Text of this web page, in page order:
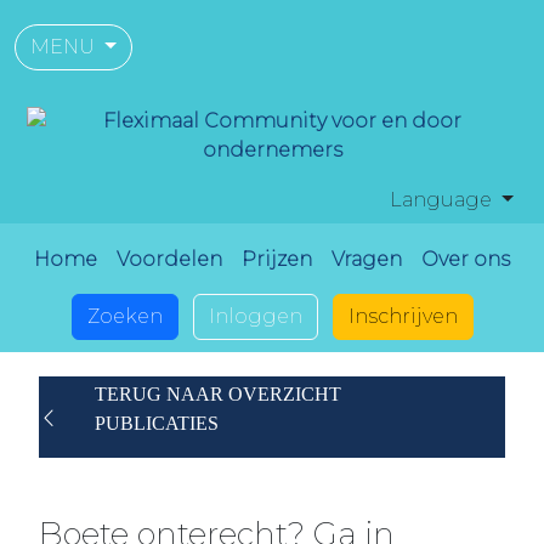
MENU
Language
Home Voordelen Prijzen Vragen Over ons
Zoeken Inloggen Inschrijven
TERUG NAAR OVERZICHT
PUBLICATIES
Boete onterecht? Ga in